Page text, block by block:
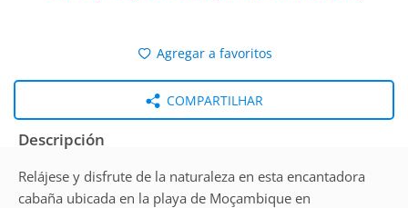
Agregar a favoritos
COMPARTILHAR
Descripción
Relájese y disfrute de la naturaleza en esta encantadora
cabaña ubicada en la playa de Moçambique en